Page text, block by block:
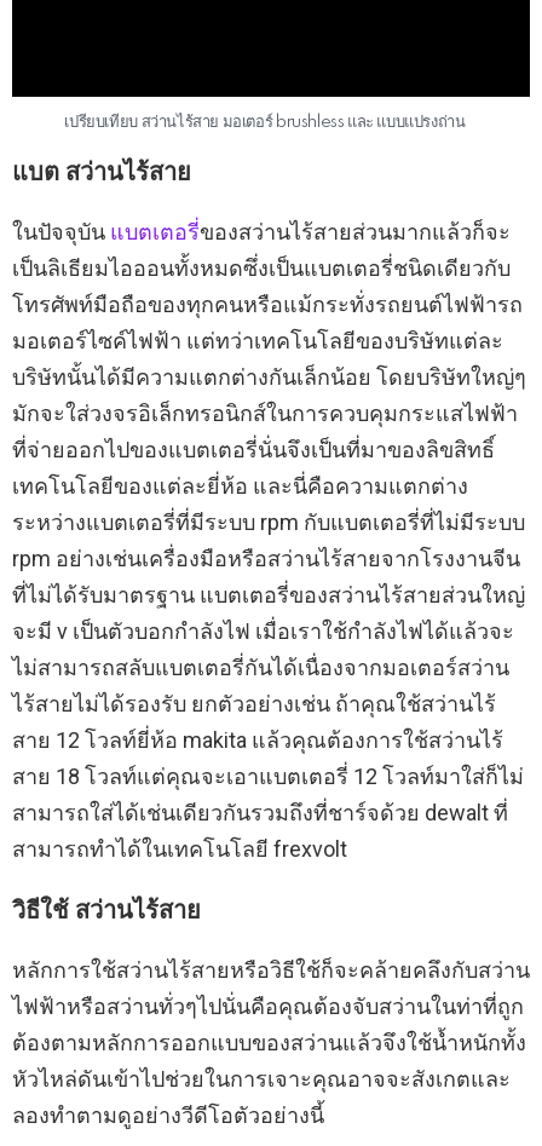
เปรียบเทียบ สว่านไร้สาย มอเตอร์ brushless และ แบบแปรงถ่าน
แบต สว่านไร้สาย
ในปัจจุบัน แบตเตอรี่ของสว่านไร้สายส่วนมากแล้วก็จะ
เป็นลิเธียมไอออนทั้งหมดซึ่งเป็นแบตเตอรี่ชนิดเดียวกับ
โทรศัพท์มือถือของทุกคนหรือแม้กระทั่งรถยนต์ไฟฟ้ารถ
มอเตอร์ไซค์ไฟฟ้า แต่ทว่าเทคโนโลยีของบริษัทแต่ละ
บริษัทนั้นได้มีความแตกต่างกันเล็กน้อย โดยบริษัทใหญ่ๆ
มักจะใส่วงจรอิเล็กทรอนิกส์ในการควบคุมกระแสไฟฟ้า
ที่จ่ายออกไปของแบตเตอรี่นั่นจึงเป็นที่มาของลิขสิทธิ์
เทคโนโลยีของแต่ละยี่ห้อ และนี่คือความแตกต่าง
ระหว่างแบตเตอรี่ที่มีระบบ rpm กับแบตเตอรี่ที่ไม่มีระบบ
rpm อย่างเช่นเครื่องมือหรือสว่านไร้สายจากโรงงานจีน
ที่ไม่ได้รับมาตรฐาน แบตเตอรี่ของสว่านไร้สายส่วนใหญ่
จะมี v เป็นตัวบอกกำลังไฟ เมื่อเราใช้กำลังไฟได้แล้วจะ
ไม่สามารถสลับแบตเตอรี่กันได้เนื่องจากมอเตอร์สว่าน
ไร้สายไม่ได้รองรับ ยกตัวอย่างเช่น ถ้าคุณใช้สว่านไร้
สาย 12 โวลท์ยี่ห้อ makita แล้วคุณต้องการใช้สว่านไร้
สาย 18 โวลท์แต่คุณจะเอาแบตเตอรี่ 12 โวลท์มาใส่ก็ไม่
สามารถใส่ได้เช่นเดียวกันรวมถึงที่ชาร์จด้วย dewalt ที่
สามารถทำได้ในเทคโนโลยี frexvolt
วิธีใช้ สว่านไร้สาย
หลักการใช้สว่านไร้สายหรือวิธีใช้ก็จะคล้ายคลึงกับสว่าน
ไฟฟ้าหรือสว่านทั่วๆไปนั่นคือคุณต้องจับสว่านในท่าที่ถูก
ต้องตามหลักการออกแบบของสว่านแล้วจึงใช้น้ำหนักทั้ง
หัวไหล่ดันเข้าไปช่วยในการเจาะคุณอาจจะสังเกตและ
ลองทำตามดูอย่างวีดีโอตัวอย่างนี้